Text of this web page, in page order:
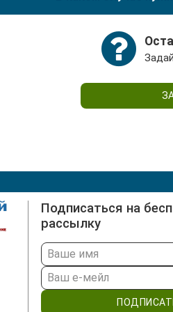
если новые рабочие
самостоятельно пройти
профессиональных
Подписаться на
рассылку